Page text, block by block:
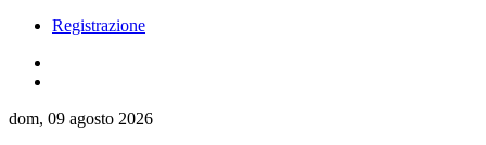
Registrazione
dom, 09 agosto 2026